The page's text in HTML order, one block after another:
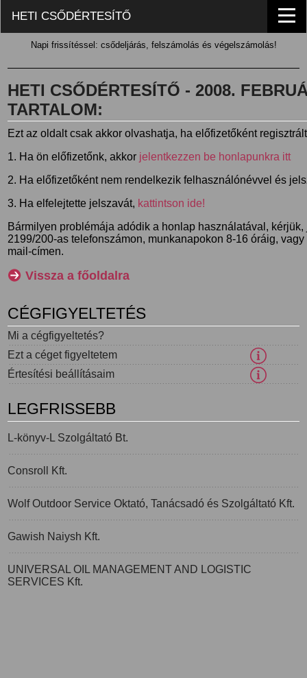
HETI CSŐDÉRTESÍTŐ
Napi frissítéssel: csődeljárás, felszámolás és végelszámolás!
HETI CSŐDÉRTESÍTŐ - 2008.
TARTALOM:
Ezt az oldalt csak akkor olvashatja, ha előfizetőként
1. Ha ön előfizetőnk, akkor jelentkezzen be honlapunkra itt
2. Ha előfizetőként nem rendelkezik felhasználónévvel és
3. Ha elfelejtette jelszavát, kattintson ide!
Bármilyen problémája adódik a honlap használatával,
2199/200-as telefonszámon, munkanapokon 8-16 óráig,
mail-címen.
Vissza a főoldalra
CÉGFIGYELTETÉS
Mi a cégfigyeltetés?
Ezt a céget figyeltetem
Értesítési beállításaim
LEGFRISSEBB
L-könyv-L Szolgáltató Bt.
Consroll Kft.
Wolf Outdoor Service Oktató, Tanácsadó és Szolgáltató Kft.
Gawish Naiysh Kft.
UNIVERSAL OIL MANAGEMENT AND LOGISTIC
SERVICES Kft.